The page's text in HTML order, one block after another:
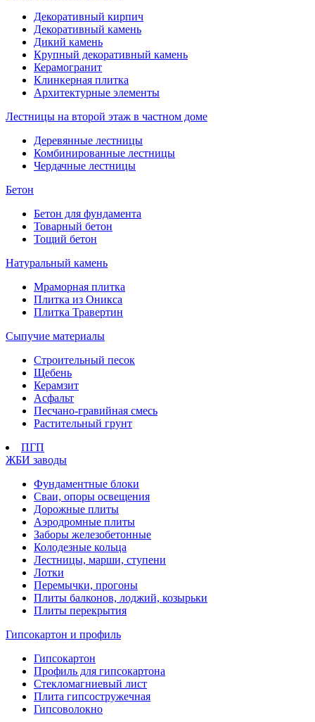
Декоративный кирпич
Декоративный камень
Дикий камень
Крупный декоративный камень
Керамогранит
Клинкерная плитка
Архитектурные элементы
Лестницы на второй этаж в частном доме
Деревянные лестницы
Комбинированные лестницы
Чердачные лестницы
Бетон
Бетон для фундамента
Товарный бетон
Тощий бетон
Натуральный камень
Мраморная плитка
Плитка из Оникса
Плитка Травертин
Сыпучие материалы
Строительный песок
Щебень
Керамзит
Асфальт
Песчано-гравийная смесь
Растительный грунт
ПГП
ЖБИ заводы
Фундаментные блоки
Сваи, опоры освещения
Дорожные плиты
Аэродромные плиты
Заборы железобетонные
Колодезные кольца
Лестницы, марши, ступени
Лотки
Перемычки, прогоны
Плиты балконов, лоджий, козырьки
Плиты перекрытия
Гипсокартон и профиль
Гипсокартон
Профиль для гипсокартона
Стекломагниевый лист
Плита гипсостружечная
Гипсоволокно